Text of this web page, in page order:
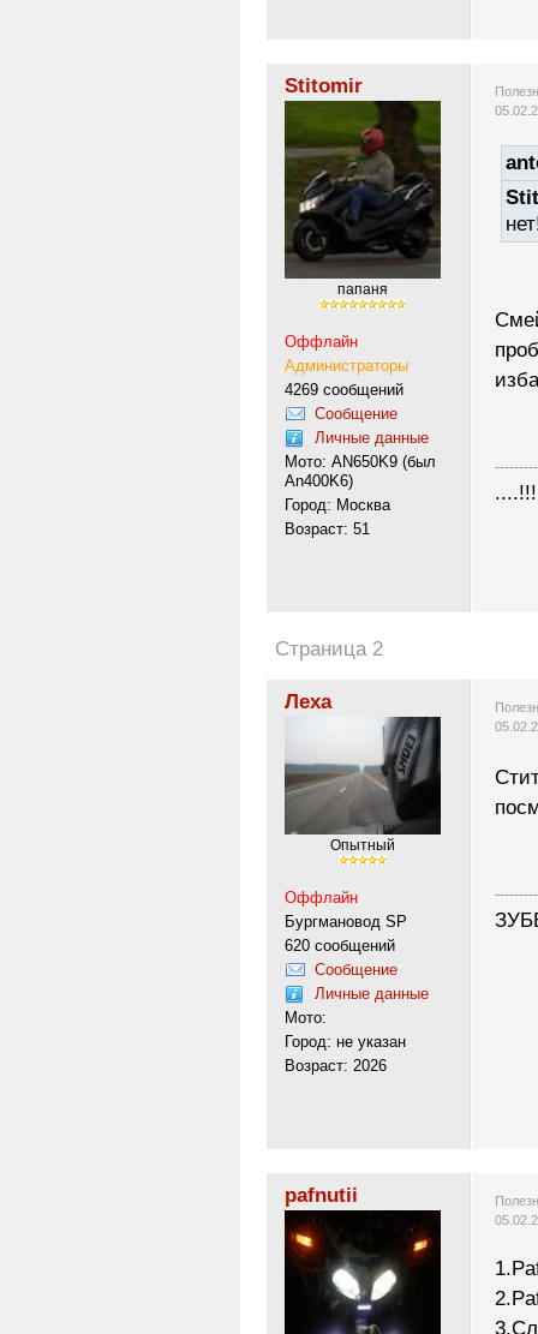
Stitomir
папаня
Оффлайн
Администраторы
4269 сообщений
Сообщение
Личные данные
Мото: AN650K9 (был
An400K6)
Город: Москва
Возраст: 51
Страница 2
Леха
Опытный
Оффлайн
Бургмановод SP
620 сообщений
Сообщение
Личные данные
Мото:
Город: не указан
Возраст: 2026
pafnutii